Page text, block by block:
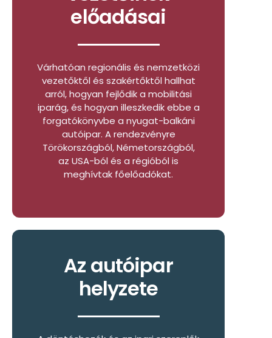
előadásai
Várhatóan regionális és nemzetközi
vezetőktől és szakértőktől hallhat
arról, hogyan fejlődik a mobilitási
iparág, és hogyan illeszkedik ebbe a
forgatókönyvbe a nyugat-balkáni
autóipar. A rendezvényre
Törökországból, Németországból,
az USA-ból és a régióból is
meghívtak főelőadókat.
Az autóipar
helyzete